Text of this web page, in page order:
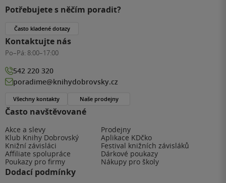
Často navštěvované
Akce a slevy
Prodejny
Klub Knihy Dobrovský
Aplikace KDčko
Knižní závisláci
Festival knižních závisláků
Affiliate spolupráce
Dárkové poukazy
Poukazy pro firmy
Nákupy pro školy
Dodací podmínky
Potřebujete s něčím poradit?
Často kladené dotazy
Kontaktujte nás
Po–Pá: 8:00–17:00
542 220 320
poradime@knihydobrovsky.cz
Všechny kontakty Naše prodejny